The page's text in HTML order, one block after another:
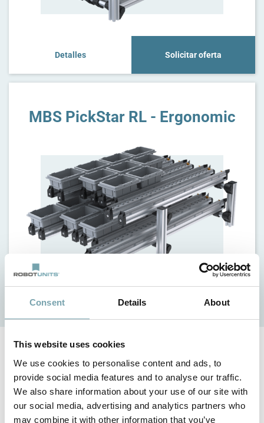
Consent Details About
This website uses cookies
We use cookies to personalise content and ads, to
provide social media features and to analyse our traffic.
We also share information about your use of our site with
our social media, advertising and analytics partners who
may combine it with other information that you’ve
Detalles Solicitar oferta
MBS PickStar RL - Ergonomic
Detalles Solicitar oferta
Propiedades
número reducido de componentes multifuncionales,
rodantes o deslizantes según las necesidades